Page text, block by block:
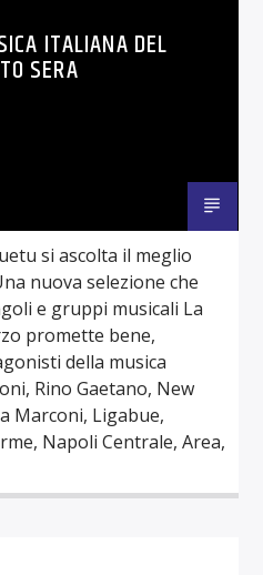
ITALIANA DEL
SERA
si ascolta il meglio
nuova selezione che
e gruppi musicali La
promette bene,
della musica
Rino Gaetano, New
Marconi, Ligabue,
Napoli Centrale, Area,